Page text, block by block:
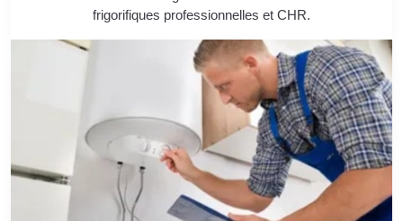
frigorifiques professionnelles et CHR.